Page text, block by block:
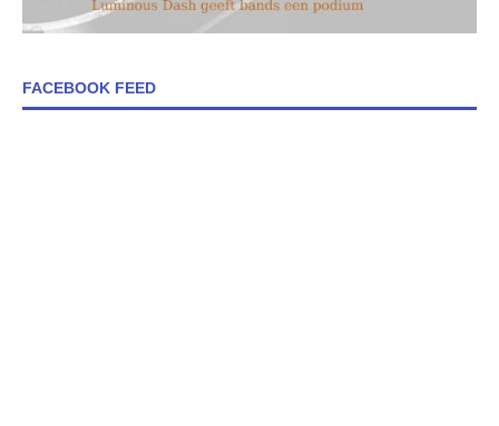
FACEBOOK FEED